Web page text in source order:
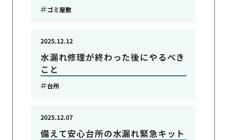
ゴミ屋敷
水漏れ修理が終わった後にやるべき
こと
2025.12.12
台所
備えて安心台所の水漏れ緊急キット
2025.12.07